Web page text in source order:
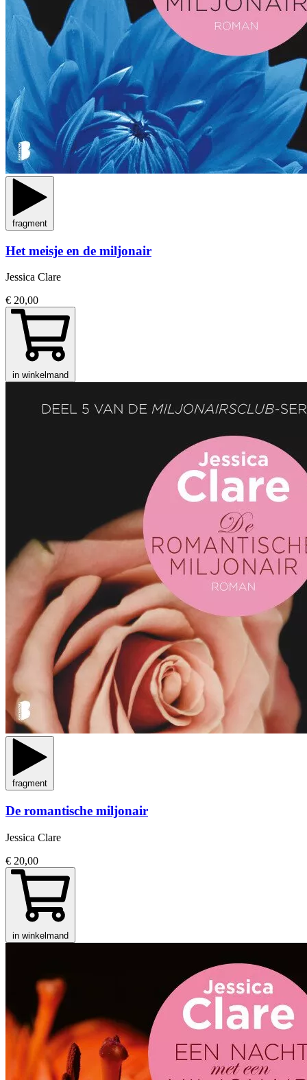
fragment
Het meisje en de miljonair
Jessica Clare
€ 20,00
in winkelmand
fragment
De romantische miljonair
Jessica Clare
€ 20,00
in winkelmand